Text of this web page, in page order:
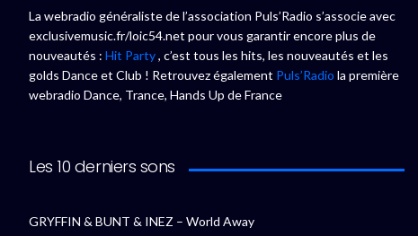
La webradio généraliste de l’association Puls’Radio s’associe avec
exclusivemusic.fr/loic54.net pour vous garantir encore plus de
nouveautés : Hit Party, c’est tous les hits, les nouveautés et les
golds Dance et Club ! Retrouvez également Puls’Radio la première
webradio Dance, Trance, Hands Up de France
Les 10 derniers sons
GRYFFIN & BUNT & INEZ – World Away